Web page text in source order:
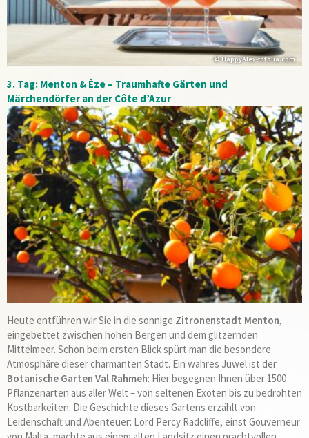
© HappyAlex-fotolia.com
3. Tag: Menton & Èze – Traumhafte Gärten und
Märchendörfer an der Côte d’Azur
Heute entführen wir Sie in die sonnige Zitronenstadt Menton,
eingebettet zwischen hohen Bergen und dem glitzernden
Mittelmeer. Schon beim ersten Blick spürt man die besondere
Atmosphäre dieser charmanten Stadt. Ein wahres Juwel ist der
Botanische Garten Val Rahmeh: Hier begegnen Ihnen über 1500
Pflanzenarten aus aller Welt – von seltenen Exoten bis zu bedrohten
Kostbarkeiten. Die Geschichte dieses Gartens erzählt von
Leidenschaft und Abenteuer: Lord Percy Radcliffe, einst Gouverneur